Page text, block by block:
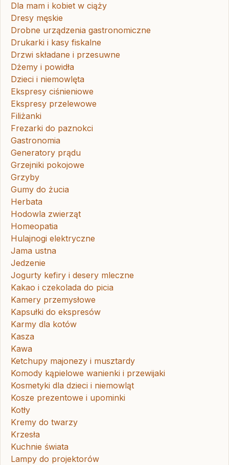
Dla mam i kobiet w ciąży
Dresy męskie
Drobne urządzenia gastronomiczne
Drukarki i kasy fiskalne
Drzwi składane i przesuwne
Dżemy i powidła
Dzieci i niemowlęta
Ekspresy ciśnieniowe
Ekspresy przelewowe
Filiżanki
Frezarki do paznokci
Gastronomia
Generatory prądu
Grzejniki pokojowe
Grzyby
Gumy do żucia
Herbata
Hodowla zwierząt
Homeopatia
Hulajnogi elektryczne
Jama ustna
Jedzenie
Jogurty kefiry i desery mleczne
Kakao i czekolada do picia
Kamery przemysłowe
Kapsułki do ekspresów
Karmy dla kotów
Kasza
Kawa
Ketchupy majonezy i musztardy
Komody kąpielowe wanienki i przewijaki
Kosmetyki dla dzieci i niemowląt
Kosze prezentowe i upominki
Kotły
Kremy do twarzy
Krzesła
Kuchnie świata
Lampy do projektorów